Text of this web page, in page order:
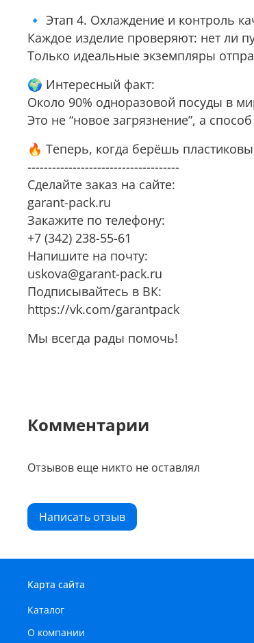
🔹 Этап 4. Охлаждение и контроль
Каждое изделие проверяют: нет ли
Только идеальные экземпляры
🌍 Интересный факт:
Около 90% одноразовой посуды в
Это не “новое загрязнение”, а
🔥 Теперь, когда берёшь
-------------------------------------
Сделайте заказ на сайте:
garant-pack.ru
Закажите по телефону:
+7 (342) 238-55-61
Напишите на почту:
uskova@garant-pack.ru
Подписывайтесь в ВК:
https://vk.com/garantpack
Мы всегда рады помочь!
Комментарии
Отзывов еще никто не оставлял
Написать отзыв
Карта сайта
Каталог
О компании